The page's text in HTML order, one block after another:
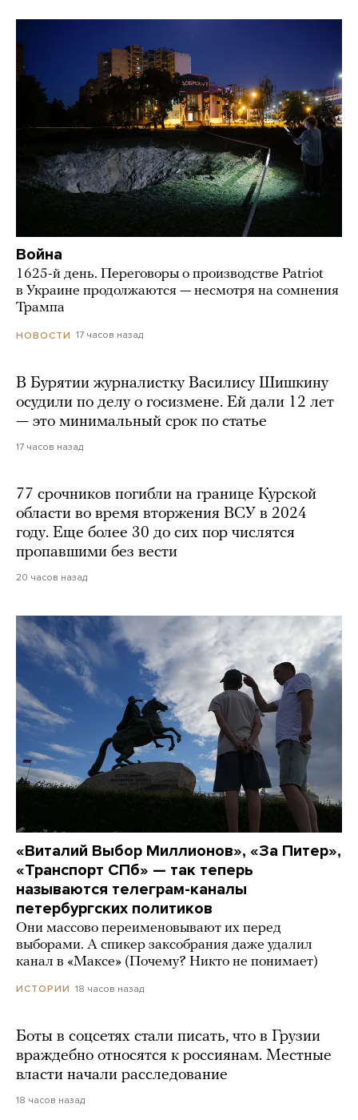
Война
1625-й день. Переговоры о производстве Patriot
в Украине продолжаются — несмотря на сомнения
Трампа
НОВОСТИ 17 часов назад
В Бурятии журналистку Василису Шишкину
осудили по делу о госизмене. Ей дали 12 лет
— это минимальный срок по статье
17 часов назад
77 срочников погибли на границе Курской
области во время вторжения ВСУ в 2024
году. Еще более 30 до сих пор числятся
пропавшими без вести
20 часов назад
«Виталий Выбор Миллионов», «За Питер»,
«Транспорт СПб» — так теперь
называются телеграм-каналы
петербургских политиков
Они массово переименовывают их перед
выборами. А спикер заксобрания даже удалил
канал в «Максе» (Почему? Никто не понимает)
ИСТОРИИ 18 часов назад
Боты в соцсетях стали писать, что в Грузии
враждебно относятся к россиянам. Местные
власти начали расследование
18 часов назад